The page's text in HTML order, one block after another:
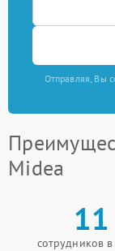
Отправляя, Вы
Midea
11
сотрудников